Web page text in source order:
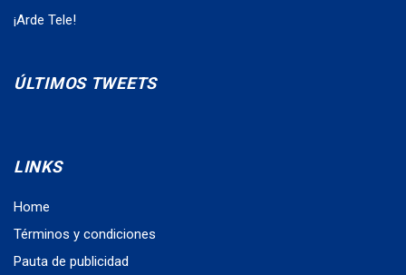
¡Arde Tele!
ÚLTIMOS TWEETS
LINKS
Home
Términos y condiciones
Pauta de publicidad